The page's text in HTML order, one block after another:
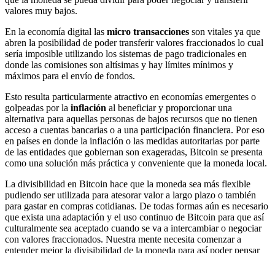
valores muy bajos.
En la economía digital las micro transacciones son vitales ya que
abren la posibilidad de poder transferir valores fraccionados lo cual
sería imposible utilizando los sistemas de pago tradicionales en
donde las comisiones son altísimas y hay límites mínimos y
máximos para el envío de fondos.
Esto resulta particularmente atractivo en economías emergentes o
golpeadas por la inflación al beneficiar y proporcionar una
alternativa para aquellas personas de bajos recursos que no tienen
acceso a cuentas bancarias o a una participación financiera. Por eso
en países en donde la inflación o las medidas autoritarias por parte
de las entidades que gobiernan son exageradas, Bitcoin se presenta
como una solución más práctica y conveniente que la moneda local.
La divisibilidad en Bitcoin hace que la moneda sea más flexible
pudiendo ser utilizada para atesorar valor a largo plazo o también
para gastar en compras cotidianas. De todas formas aún es necesario
que exista una adaptación y el uso continuo de Bitcoin para que así
culturalmente sea aceptado cuando se va a intercambiar o negociar
con valores fraccionados. Nuestra mente necesita comenzar a
entender mejor la divisibilidad de la moneda para así poder pensar